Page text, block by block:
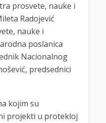
prosvete, nauke i
Radojević
nauke i
poslanica
Nacionalnog
predsednici
kojim su
projekti u protekloj